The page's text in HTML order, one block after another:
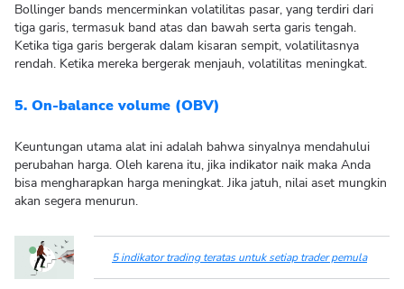
Bollinger bands mencerminkan volatilitas pasar, yang terdiri dari
tiga garis, termasuk band atas dan bawah serta garis tengah.
Ketika tiga garis bergerak dalam kisaran sempit, volatilitasnya
rendah. Ketika mereka bergerak menjauh, volatilitas meningkat.
5. On-balance volume (OBV)
Keuntungan utama alat ini adalah bahwa sinyalnya mendahului
perubahan harga. Oleh karena itu, jika indikator naik maka Anda
bisa mengharapkan harga meningkat. Jika jatuh, nilai aset mungkin
akan segera menurun.
5 indikator trading teratas untuk setiap trader pemula